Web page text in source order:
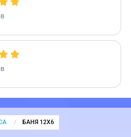
CURRENT:
БАНЯ 12Х6